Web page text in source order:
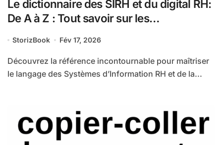
Le dictionnaire des SIRH et du digital RH:
De A à Z : Tout savoir sur les
numériques
StorizBook Fév 17, 2026
Découvrez la référence incontournable pour maîtriser
le langage des Systèmes d’Information RH et de la...